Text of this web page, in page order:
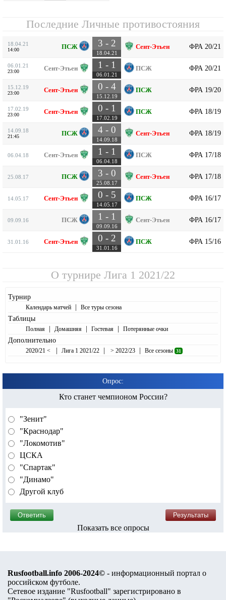
Последние Личные противостояния
18.04.21
14:00 ПСЖ 3 - 2
18.04.21
Сент-Этьен ФРА 20/21
06.01.21
23:00 Сент-Этьен 1 - 1
06.01.21
ПСЖ ФРА 20/21
15.12.19
23:00 Сент-Этьен 0 - 4
15.12.19
ПСЖ ФРА 19/20
17.02.19
23:00 Сент-Этьен 0 - 1
17.02.19
ПСЖ ФРА 18/19
14.09.18
21:45 ПСЖ 4 - 0
14.09.18
Сент-Этьен ФРА 18/19
06.04.18 Сент-Этьен 1 - 1
06.04.18
ПСЖ ФРА 17/18
25.08.17 ПСЖ 3 - 0
25.08.17
Сент-Этьен ФРА 17/18
14.05.17 Сент-Этьен 0 - 5
14.05.17
ПСЖ ФРА 16/17
09.09.16 ПСЖ 1 - 1
09.09.16
Сент-Этьен ФРА 16/17
31.01.16 Сент-Этьен 0 - 2
31.01.16
ПСЖ ФРА 15/16
О турнире Лига 1 2021/22
Турнир
Календарь матчей | Все туры сезона
Таблицы
Полная | Домашняя | Гостевая | Потерянные очки
Дополнительно
2020/21 < | Лига 1 2021/22 | > 2022/23 | Все сезоны 31
Опрос:
Кто станет чемпионом России?
"Зенит"
"Краснодар"
"Локомотив"
ЦСКА
"Спартак"
"Динамо"
Другой клуб
Показать все опросы
Rusfootball.info 2006-2024© - информационный портал о
российском футболе.
Сетевое издание "Rusfootball" зарегистрировано в